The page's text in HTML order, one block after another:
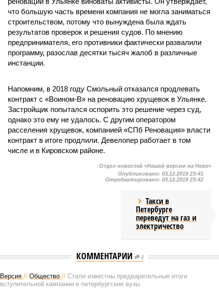
что большую часть времени компания не могла заниматься
строительством, потому что вынуждена была ждать
результатов проверок и решения судов. По мнению
предпринимателя, его противники фактически развалили
программу, разослав десятки тысяч жалоб в различные
инстанции.
Напомним, в 2018 году Смольный отказался продлевать
контракт с «Воином-В» на реновацию хрущевок в Ульянке.
Застройщик попытался оспорить это решение через суд,
однако это ему не удалось. С другим оператором
расселения хрущевок, компанией «СПб Реновация» власти
контракт в итоге продлили. Девелопер работает в том
числе и в Кировском районе.
Отдел новостей «Нашей версии на Неве»
Опубликовано: 03.12.2019 23:41
Отредактировано: 03.12.2019 23:42
Такси в
Петербурге
переведут на газ и
электричество
КОММЕНТАРИИ 0
Версия // Общество // Стали известны предварительные итоги
вступительной кампании в петербургские вузы